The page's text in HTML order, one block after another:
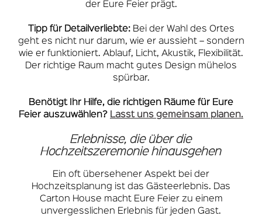
der Eure Feier prägt.
Tipp für Detailverliebte:Bei der Wahl des Ortes
geht es nicht nur darum, wie er aussieht – sondern
wie er funktioniert. Ablauf, Licht, Akustik, Flexibilität.
Der richtige Raum macht gutes Design mühelos
spürbar.
Benötigt Ihr Hilfe, die richtigen Räume für Eure
Feier auszuwählen? Lasst uns gemeinsam planen.
Erlebnisse, die über die
Hochzeitszeremonie hinausgehen
Ein oft übersehener Aspekt bei der
Hochzeitsplanung ist das Gästeerlebnis. Das
Carton House macht Eure Feier zu einem
unvergesslichen Erlebnis für jeden Gast.